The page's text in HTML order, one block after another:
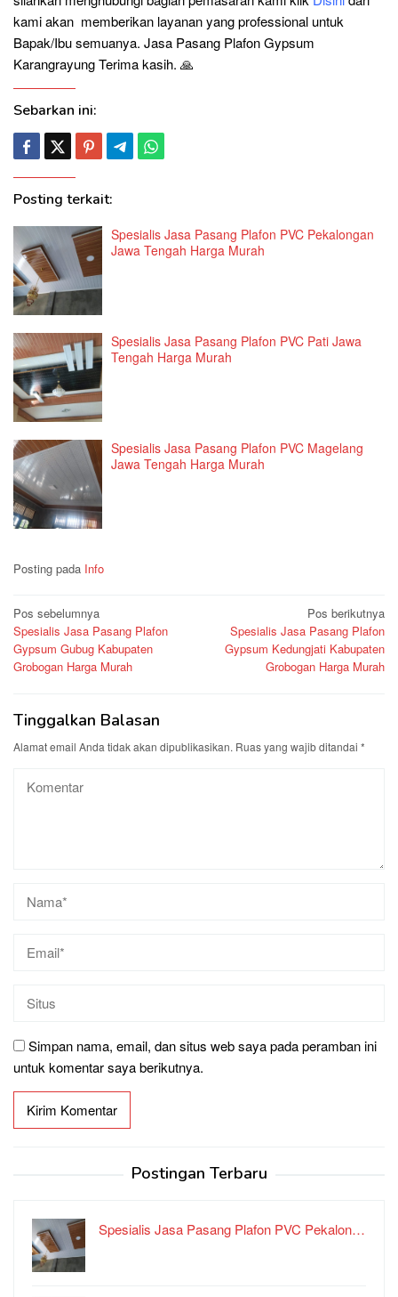
kami akan memberikan layanan yang professional untuk
Bapak/Ibu semuanya. Jasa Pasang Plafon Gypsum
Karangrayung Terima kasih. 🙏
Sebarkan ini:
Posting terkait:
Spesialis Jasa Pasang Plafon PVC Pekalongan
Jawa Tengah Harga Murah
Spesialis Jasa Pasang Plafon PVC Pati Jawa
Tengah Harga Murah
Spesialis Jasa Pasang Plafon PVC Magelang
Jawa Tengah Harga Murah
Posting pada Info
Navigasi
pos
Pos sebelumnya
Spesialis Jasa Pasang Plafon
Gypsum Gubug Kabupaten
Grobogan Harga Murah
Pos berikutnya
Spesialis Jasa Pasang Plafon
Gypsum Kedungjati Kabupaten
Grobogan Harga Murah
Tinggalkan Balasan
Alamat email Anda tidak akan dipublikasikan. Ruas yang wajib ditandai *
Simpan nama, email, dan situs web saya pada peramban ini
untuk komentar saya berikutnya.
Postingan Terbaru
Spesialis Jasa Pasang Plafon PVC Pekalon…